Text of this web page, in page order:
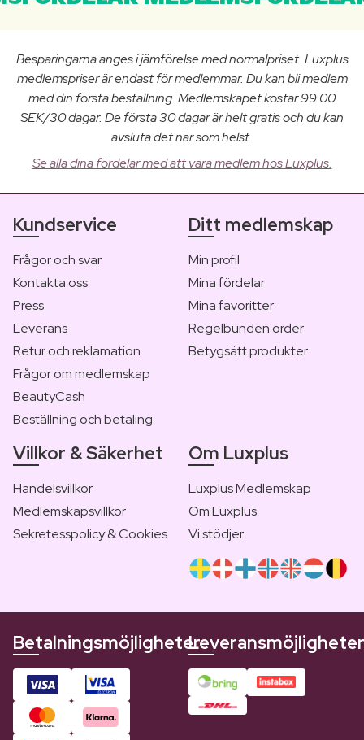
Besparingarna anges i jämförelse med normalpriset. Luxplus
medlemspriser är endast för medlemmar. Du kan bli medlem
med din första beställning. Medlemskapet kostar 99.00
SEK/30 dagar. De första 30 dagar är helt gratis och du kan
avsluta det när som helst.
Se alla dina fördelar med att vara medlem hos Luxplus.
Kundservice
Frågor och svar
Kontakta oss
Press
Leverans
Retur och reklamation
Frågor om medlemskap
BeautyCash
Beställning och betaling
Ditt medlemskap
Min profil
Mina fördelar
Mina favoritter
Regelbunden order
Betygsätt produkter
Villkor & Säkerhet
Handelsvillkor
Medlemskapsvillkor
Sekretesspolicy & Cookies
Om Luxplus
Luxplus Medlemskap
Om Luxplus
Vi stödjer
BetalningsmöjligheterLeveransmöjligheter